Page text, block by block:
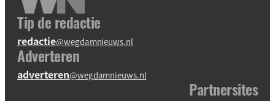
Tip de redactie
redactie@wegdamnieuws.nl
Adverteren
adverteren@wegdamnieuws.nl
Partnersites